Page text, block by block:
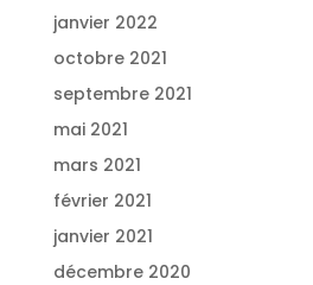
janvier 2022
octobre 2021
septembre 2021
mai 2021
mars 2021
février 2021
janvier 2021
décembre 2020